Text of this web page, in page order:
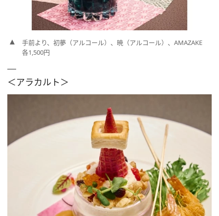
手前より、初夢（アルコール）、暁（アルコール）、AMAZAKE
各1,500円
＜アラカルト＞